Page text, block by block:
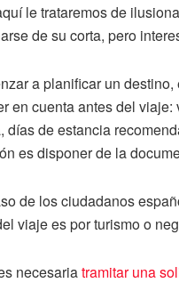
le trataremos de
de su corta, pero
a planificar un
en cuenta antes del
días de estancia
es disponer de la
de los ciudadanos
viaje es por turismo o
necesariatramitar una